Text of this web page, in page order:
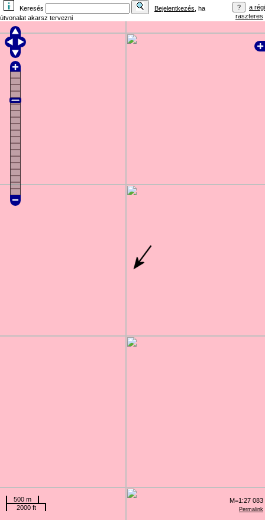
Keresés Bejelentkezés , ha
útvonalat akarsz tervezni
a régi
raszteres
Permalink
500 m
2000 ft
M=1:27 083